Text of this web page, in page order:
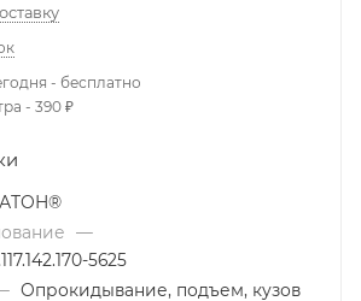
- бесплатно
- 390 ₽
—
5625
Опрокидывание, подъем, кузов